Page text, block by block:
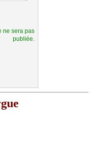
ne sera pas
publiée.